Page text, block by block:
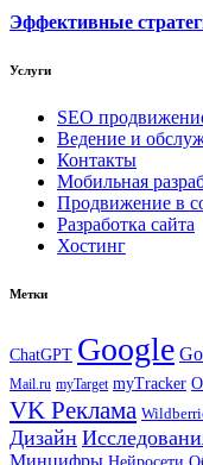
Эффективные
Услуги
SEO
Ведение и
Контакты
Мобильная
Продвижение в
Разработка сайта
Хостинг
Метки
ChatGPT Google
Mail.ru myTarget myTracker
VK Реклама
Дизайн